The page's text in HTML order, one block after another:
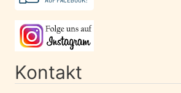
Kontakt